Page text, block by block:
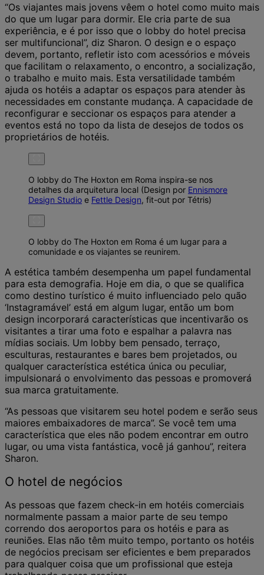
“Os viajantes mais jovens vêem o hotel como muito mais
do que um lugar para dormir. Ele cria parte de sua
experiência, e é por isso que o lobby do hotel precisa
ser multifuncional”, diz Sharon. O design e o espaço
devem, portanto, refletir isto com acessórios e móveis
que facilitam o relaxamento, o encontro, a socialização,
o trabalho e muito mais. Esta versatilidade também
ajuda os hotéis a adaptar os espaços para atender às
necessidades em constante mudança. A capacidade de
reconfigurar e seccionar os espaços para atender a
eventos está no topo da lista de desejos de todos os
proprietários de hotéis.
O lobby do The Hoxton em Roma inspira-se nos
detalhes da arquitetura local (Design por Ennismore
Design Studio e Fettle Design, fit-out por Tétris)
O lobby do The Hoxton em Roma é um lugar para a
comunidade e os viajantes se reunirem.
A estética também desempenha um papel fundamental
para esta demografia. Hoje em dia, o que se qualifica
como destino turístico é muito influenciado pelo quão
‘Instagramável’ está em algum lugar, então um bom
design incorporará características que incentivarão os
visitantes a tirar uma foto e espalhar a palavra nas
mídias sociais. Um lobby bem pensado, terraço,
esculturas, restaurantes e bares bem projetados, ou
qualquer característica estética única ou peculiar,
impulsionará o envolvimento das pessoas e promoverá
sua marca gratuitamente.
“As pessoas que visitarem seu hotel podem e serão seus
maiores embaixadores de marca”. Se você tem uma
característica que eles não podem encontrar em outro
lugar, ou uma vista fantástica, você já ganhou”, reitera
Sharon.
O hotel de negócios
As pessoas que fazem check-in em hotéis comerciais
normalmente passam a maior parte de seu tempo
correndo dos aeroportos para os hotéis e para as
reuniões. Elas não têm muito tempo, portanto os hotéis
de negócios precisam ser eficientes e bem preparados
para qualquer coisa que um profissional que esteja